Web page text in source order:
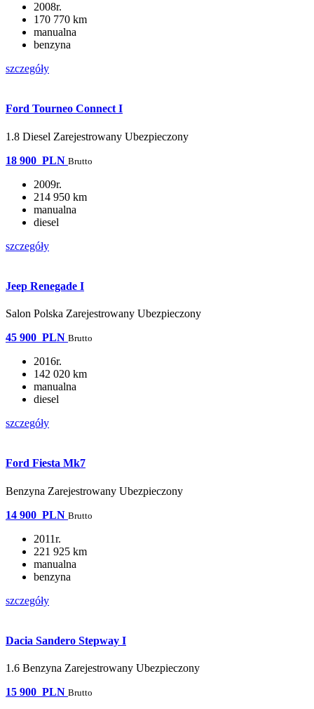
2008r.
170 770 km
manualna
benzyna
szczegóły
Ford Tourneo Connect I
1.8 Diesel Zarejestrowany Ubezpieczony
18 900 PLN Brutto
2009r.
214 950 km
manualna
diesel
szczegóły
Jeep Renegade I
Salon Polska Zarejestrowany Ubezpieczony
45 900 PLN Brutto
2016r.
142 020 km
manualna
diesel
szczegóły
Ford Fiesta Mk7
Benzyna Zarejestrowany Ubezpieczony
14 900 PLN Brutto
2011r.
221 925 km
manualna
benzyna
szczegóły
Dacia Sandero Stepway I
1.6 Benzyna Zarejestrowany Ubezpieczony
15 900 PLN Brutto